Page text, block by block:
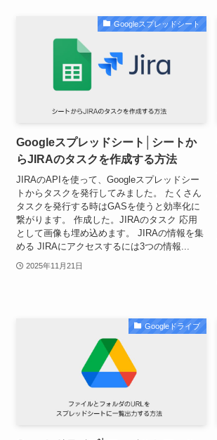
Googleスプレッドシート
Googleスプレッドシート│シートか
らJIRAのタスクを作成する方法
JIRAのAPIを使って、Googleスプレッドシー
トからタスクを発行してみました。 たくさん
タスクを発行する時はGASを使うと効率化に
繋がります。 作成した。JIRAのタスク 応用
として画像も埋め込めます。 JIRAの情報を集
める JIRAにアクセスするには3つの情報...
2025年11月21日
Googleドライブ